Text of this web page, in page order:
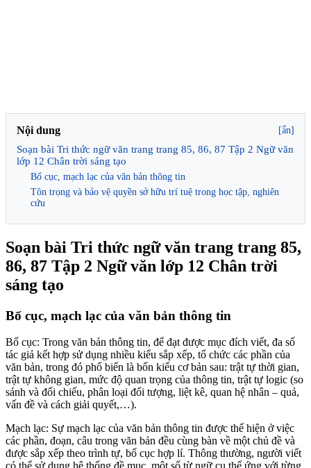
Nội dung [ẩn]
Soạn bài Tri thức ngữ văn trang trang 85, 86, 87 Tập 2 Ngữ văn
lớp 12 Chân trời sáng tạo
Bố cục, mạch lạc của văn bản thông tin
Tôn trọng và bảo vệ quyền sở hữu trí tuệ trong học tập, nghiên
cứu
Soạn bài Tri thức ngữ văn trang trang 85,
86, 87 Tập 2 Ngữ văn lớp 12 Chân trời
sáng tạo
Bố cục, mạch lạc của văn bản thông tin
Bố cục: Trong văn bản thông tin, để đạt được mục đích viết, đa số
tác giả kết hợp sử dụng nhiều kiểu sắp xếp, tổ chức các phần của
văn bản, trong đó phổ biến là bốn kiểu cơ bản sau: trật tự thời gian,
trật tự không gian, mức độ quan trọng của thông tin, trật tự logic (so
sánh và đối chiếu, phân loại đối tượng, liệt kê, quan hệ nhân – quả,
vấn đề và cách giải quyết,…).
Mạch lạc: Sự mạch lạc của văn bản thông tin được thể hiện ở việc
các phần, đoạn, câu trong văn bản đều cùng bàn về một chủ đề và
được sắp xếp theo trình tự, bố cục hợp lí. Thông thường, người viết